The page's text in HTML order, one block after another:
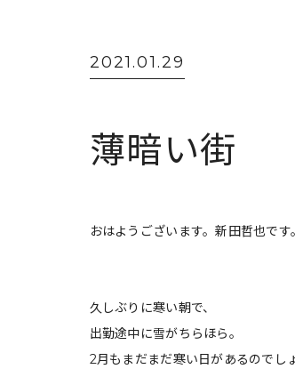
2021.01.29
薄暗い街
おはようございます。新田哲也です。
久しぶりに寒い朝で、
出勤途中に雪がちらほら。
2月もまだまだ寒い日があるのでし